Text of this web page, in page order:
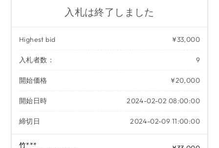
入札は終了しました
Highest bid ¥33,000
入札者数： 9
開始価格 ¥20,000
開始日時 2024-02-02 08:00:00
締切日 2024-02-09 11:00:00
竹***